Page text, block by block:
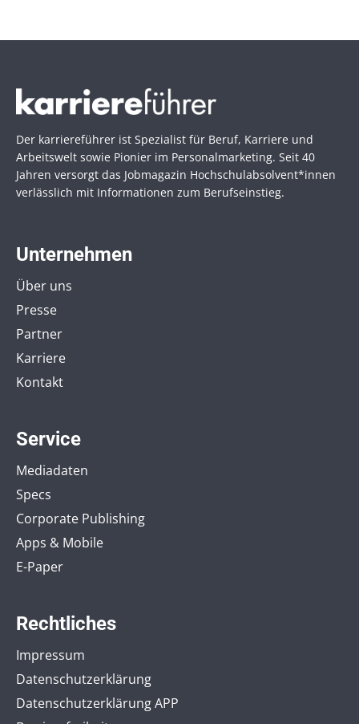
Der karriereführer ist Spezialist für Beruf, Karriere und
Arbeitswelt sowie Pionier im Personal­marketing. Seit 40
Jahren versorgt das Jobmagazin Hochschul­absolvent*innen
verlässlich mit Informationen zum Berufseinstieg.
Unternehmen
Über uns
Presse
Partner
Karriere
Kontakt
Service
Mediadaten
Specs
Corporate Publishing
Apps & Mobile
E-Paper
Rechtliches
Impressum
Datenschutzerklärung
Datenschutzerklärung APP